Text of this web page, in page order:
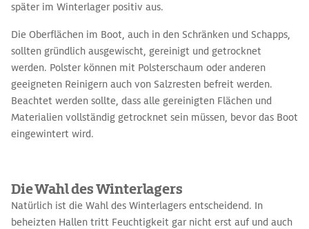
später im Winterlager positiv aus.
Die Oberflächen im Boot, auch in den Schränken und Schapps,
sollten gründlich ausgewischt, gereinigt und getrocknet
werden. Polster können mit Polsterschaum oder anderen
geeigneten Reinigern auch von Salzresten befreit werden.
Beachtet werden sollte, dass alle gereinigten Flächen und
Materialien vollständig getrocknet sein müssen, bevor das Boot
eingewintert wird.
Die Wahl des Winterlagers
Natürlich ist die Wahl des Winterlagers entscheidend. In
beheizten Hallen tritt Feuchtigkeit gar nicht erst auf und auch